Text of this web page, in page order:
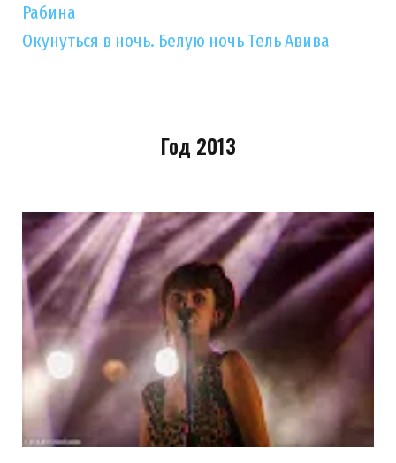
Рабина
Окунуться в ночь. Белую ночь Тель Авива
Год 2013